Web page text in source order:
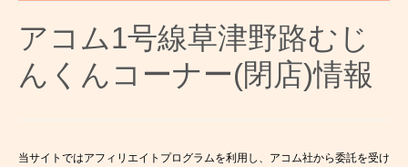
滋賀県のアコム
借入条件等
アコム1号線草津野路むじ
んくんコーナー(閉店)情報
当サイトではアフィリエイトプログラムを利用し、アコム社から委託を受け